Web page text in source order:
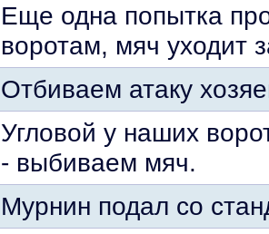
Еще одна попытка
воротам, мяч уходит
Отбиваем атаку
Угловой у наших
- выбиваем мяч.
Мурнин подал со